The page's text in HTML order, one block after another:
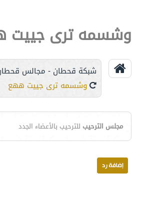
وشسمه ترى جييت
شبكة قحطان - مجالس
وشسمه ترى جييت ههع
مجلس الترحيب للترحيب بالأعضاء الجدد